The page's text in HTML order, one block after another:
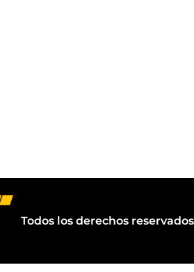
Todos los derechos reservados